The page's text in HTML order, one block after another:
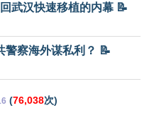
武汉快速移植的内幕 📝
警察海外谋私利？ 📝
(76,038次)